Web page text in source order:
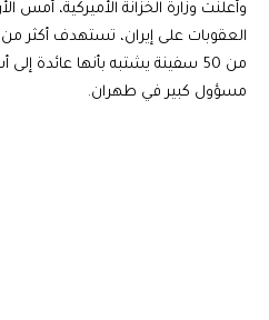
وأعلنت وزارة الخزانة الأميركية،
من 50 سفينة يشتبه بأنها عائدة
مسؤول كبير في طهران.